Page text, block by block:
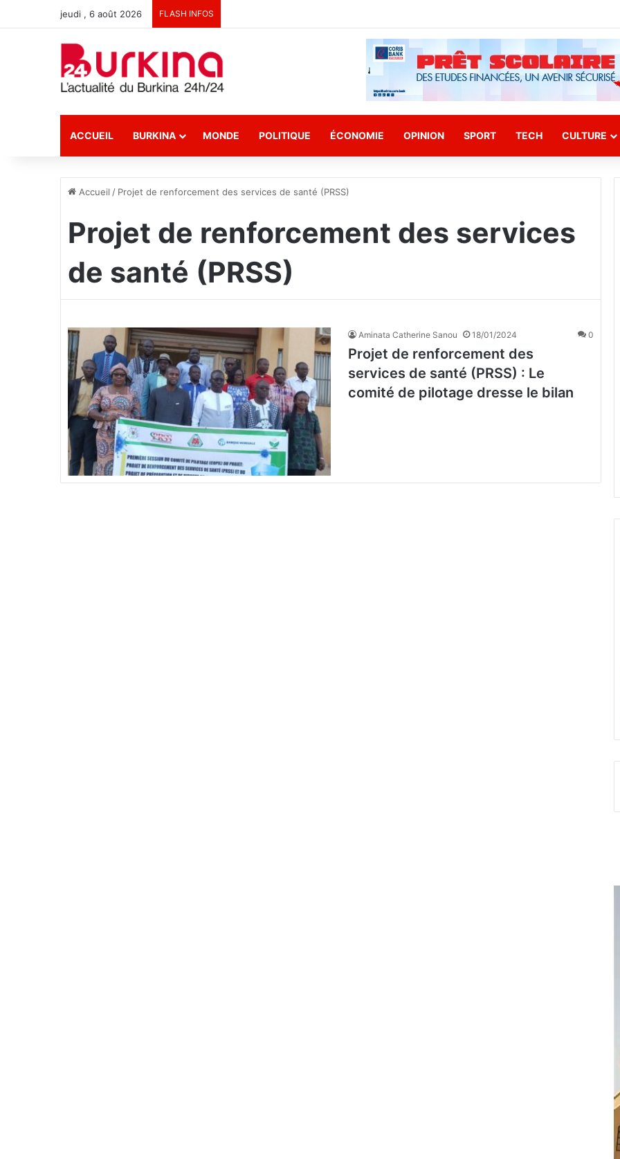
jeudi , 6 août 2026 FLASH INFOS
ACCUEIL BURKINA MONDE POLITIQUE ÉCONOMIE OPINION SPORT TECH CULTURE
Accueil / Projet de renforcement des services de santé (PRSS)
Projet de renforcement des services
de santé (PRSS)
Aminata Catherine Sanou 18/01/2024 0
Projet de renforcement des
services de santé (PRSS) : Le
comité de pilotage dresse le bilan